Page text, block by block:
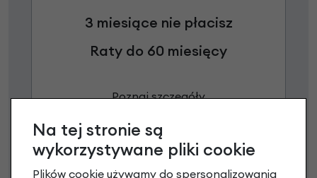
3 miesiące nie płacisz
Raty do 60 miesięcy
Poznaj szczegóły
Niniejsza propozycja nie stanowi oferty w rozumieniu art.
Na tej stronie są
wykorzystywane pliki cookie
Plików cookie używamy do spersonalizowania